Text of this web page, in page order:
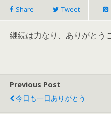
Share Tweet
継続は力なり、ありがとう
Previous Post
今日も一日ありがとう